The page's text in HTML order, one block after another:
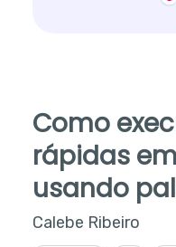
Como
rápidas
usando
Calebe Ribeiro